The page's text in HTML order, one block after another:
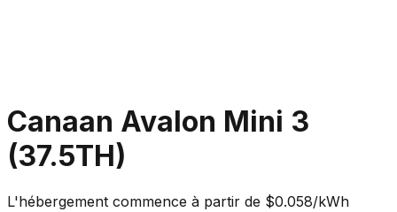
Canaan Avalon Mini 3
(37.5TH)
L'hébergement commence à partir de $0.058/kWh